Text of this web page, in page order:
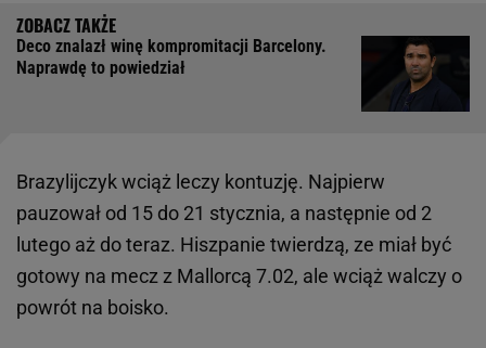
Deco znalazł winę kompromitacji Barcelony.
Naprawdę to powiedział
Brazylijczyk wciąż leczy kontuzję. Najpierw
pauzował od 15 do 21 stycznia, a następnie od 2
lutego aż do teraz. Hiszpanie twierdzą, ze miał być
gotowy na mecz z Mallorcą 7.02, ale wciąż walczy o
powrót na boisko.